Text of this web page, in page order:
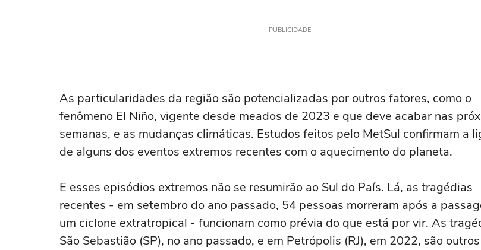
PUBLICIDADE
As particularidades da região são potencializadas por outros fatores, como o
fenômeno El Niño, vigente desde meados de 2023 e que deve acabar nas
semanas, e as mudanças climáticas. Estudos feitos pelo MetSul confirmam a
de alguns dos eventos extremos recentes com o aquecimento do planeta.
E esses episódios extremos não se resumirão ao Sul do País. Lá, as tragédias
recentes - em setembro do ano passado, 54 pessoas morreram após a
um ciclone extratropical - funcionam como prévia do que está por vir. As
São Sebastião (SP), no ano passado, e em Petrópolis (RJ), em 2022, são outros